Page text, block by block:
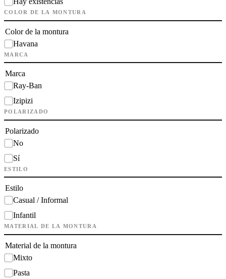
COLOR DE LA MONTURA
Color de la montura
Havana
MARCA
Marca
Ray-Ban
Izipizi
POLARIZADO
Polarizado
No
Sí
ESTILO
Estilo
Casual / Informal
Infantil
MATERIAL DE LA MONTURA
Material de la montura
Mixto
Pasta